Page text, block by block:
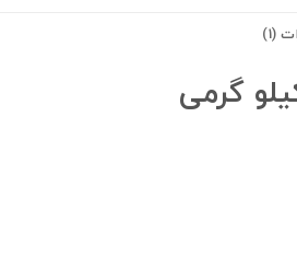
(1)